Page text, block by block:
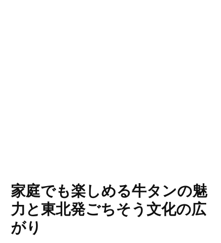
家庭でも楽しめる牛タンの魅
力と東北発ごちそう文化の広
がり